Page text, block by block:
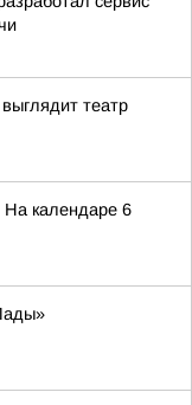
театр
На календаре 6